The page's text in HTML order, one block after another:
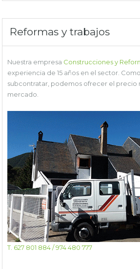
Reformas y trabajos
Nuestra empresa Construcciones y
experiencia de 15 años en el sector.
subcontratar, podemos ofrecer el precio
mercado.
T. 627 801 884 / 974 480 777